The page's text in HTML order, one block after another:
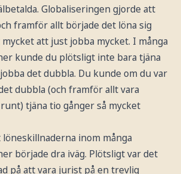
Globaliseringen gjorde att
framför allt började det löna sig
att just jobba mycket. I många
kunde du plötsligt inte bara tjäna
det dubbla. Du kunde om du var
dubbla (och framför allt vara
tjäna tio gånger så mycket
inom många
började dra iväg. Plötsligt var det
på att vara jurist på en trevlig